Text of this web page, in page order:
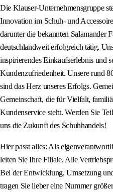
Die Klauser-Unternehmensgruppe
Innovation im Schuh- und
darunter die bekannten Salamander
deutschlandweit erfolgreich tätig.
inspirierendes Einkaufserlebnis und
Kundenzufriedenheit. Unsere rund
sind das Herz unseres Erfolgs.
Gemeinschaft, die für Vielfalt,
Kundenservice steht. Werden Sie
uns die Zukunft des Schuhhandels!
Hier passt alles: Als
leiten Sie Ihre Filiale. Alle
Bei der Entwicklung, Umsetzung
tragen Sie lieber eine Nummer